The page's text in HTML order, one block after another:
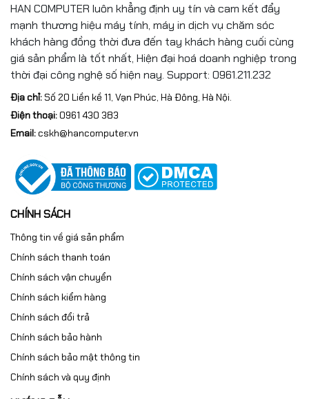
màn hình
sRGB
Màn hình cảm
ứng
Có
HAN COMPUTER luôn khẳng định uy tín và cam kết đẩy
mạnh thương hiệu máy tính, máy in dịch vụ chăm sóc
khách hàng đồng thời đưa đến tay khách hàng cuối cùng
giá sản phẩm là tốt nhất, Hiện đại hoá doanh nghiệp trong
thời đại công nghệ số hiện nay. Support: 0961.211.232
Địa chỉ:Số 20 Liền kề 11, Vạn Phúc, Hà Đông, Hà Nội.
Điện thoại:0961 430 383
Email:cskh@hancomputer.vn
CHÍNH SÁCH
Thông tin về giá sản phẩm
Chính sách thanh toán
Chính sách vận chuyển
Chính sách kiểm hàng
Chính sách đổi trả
Chính sách bảo hành
Chính sách bảo mật thông tin
Chính sách và quy định